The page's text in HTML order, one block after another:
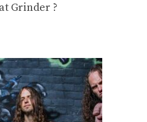
Grinder ?